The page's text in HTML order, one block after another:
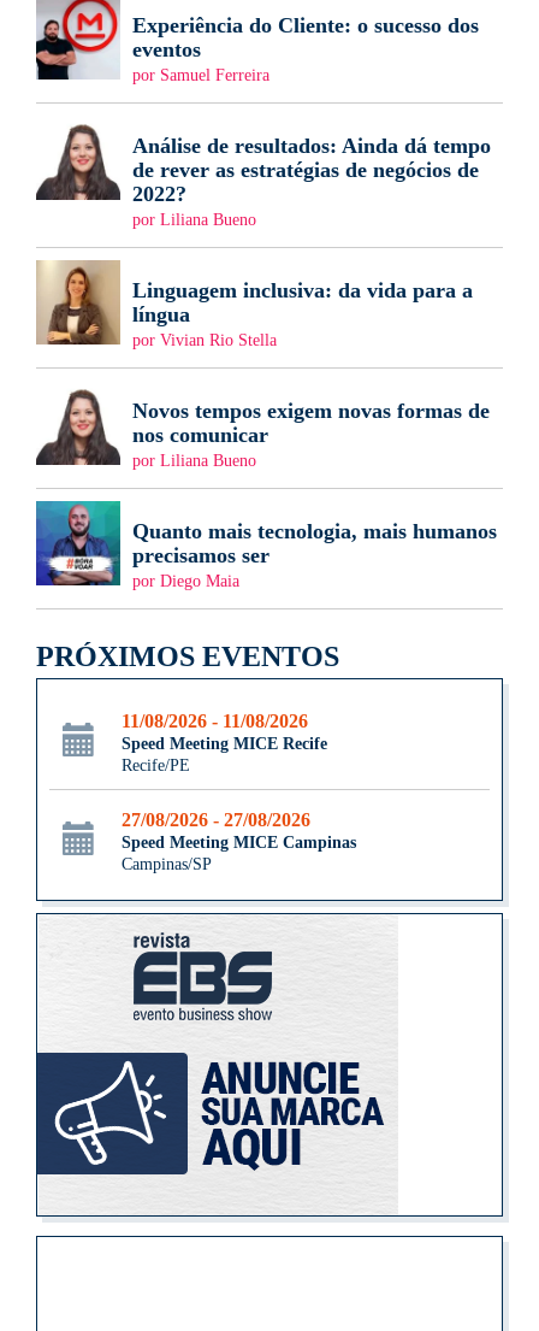
Experiência do Cliente: o sucesso dos
eventos
por Samuel Ferreira
Análise de resultados: Ainda dá tempo
de rever as estratégias de negócios de
2022?
por Liliana Bueno
Linguagem inclusiva: da vida para a
língua
por Vivian Rio Stella
Novos tempos exigem novas formas de
nos comunicar
por Liliana Bueno
Quanto mais tecnologia, mais humanos
precisamos ser
por Diego Maia
PRÓXIMOS EVENTOS
11/08/2026 - 11/08/2026
Speed Meeting MICE Recife
Recife/PE
27/08/2026 - 27/08/2026
Speed Meeting MICE Campinas
Campinas/SP